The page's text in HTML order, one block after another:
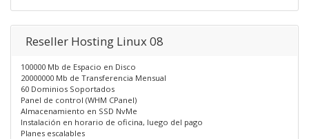
Reseller Hosting Linux 08
100000 Mb de Espacio en Disco
20000000 Mb de Transferencia Mensual
60 Dominios Soportados
Panel de control (WHM CPanel)
Almacenamiento en SSD NvMe
Instalación en horario de oficina, luego del pago
Planes escalables